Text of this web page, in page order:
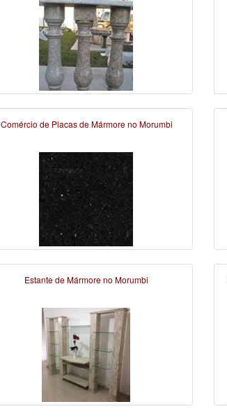
Comércio de Placas de Mármore no Morumbi
Estante de Mármore no Morumbi